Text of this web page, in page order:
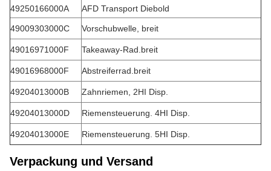
49250166000A AFD Transport Diebold
49009303000C Vorschubwelle, breit
49016971000F Takeaway-Rad.breit
49016968000F Abstreiferrad.breit
49204013000B Zahnriemen, 2HI Disp.
49204013000D Riemensteuerung. 4HI Disp.
49204013000E Riemensteuerung. 5HI Disp.
Verpackung und Versand